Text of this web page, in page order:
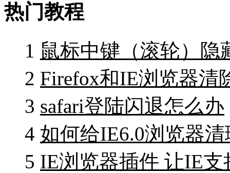
热门教程
1 鼠标中键（滚轮）隐
2 Firefox和IE浏览器清
3 safari登陆闪退怎么办
4 如何给IE6.0浏览器
5 IE浏览器插件 让IE